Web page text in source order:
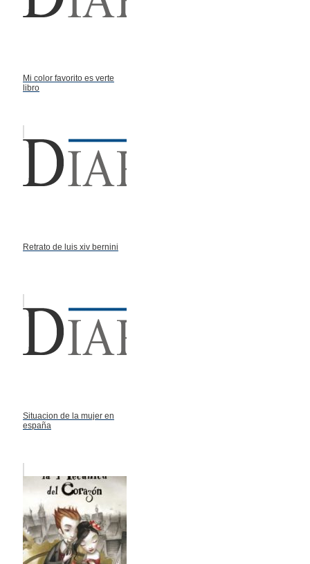
Mi color favorito es verte
libro
Retrato de luis xiv bernini
Situacion de la mujer en
españa